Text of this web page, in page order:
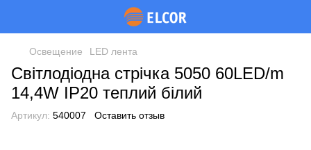
Освещение LED лента
Світлодіодна стрічка 5050 60LED/m
14,4W IP20 теплий білий
Артикул: 540007 Оставить отзыв